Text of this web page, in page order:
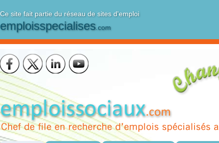
Ce site fait partie du réseau de sites d'emploi
emploisspecialises.com